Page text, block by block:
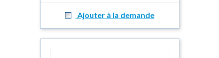
Ajouter à la demande